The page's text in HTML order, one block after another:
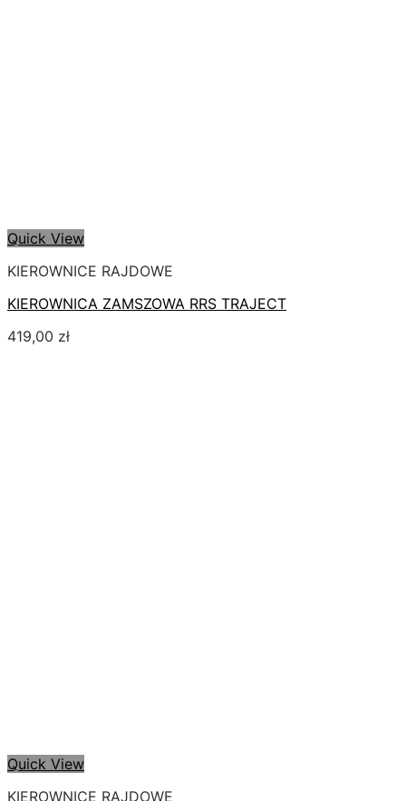
Quick View
KIEROWNICE RAJDOWE
KIEROWNICA ZAMSZOWA RRS TRAJECT
419,00 zł
Quick View
KIEROWNICE RAJDOWE